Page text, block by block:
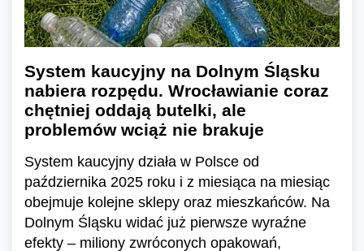
System kaucyjny na Dolnym Śląsku
nabiera rozpędu. Wrocławianie coraz
chętniej oddają butelki, ale
problemów wciąż nie brakuje
System kaucyjny działa w Polsce od
października 2025 roku i z miesiąca na miesiąc
obejmuje kolejne sklepy oraz mieszkańców. Na
Dolnym Śląsku widać już pierwsze wyraźne
efekty – miliony zwróconych opakowań,